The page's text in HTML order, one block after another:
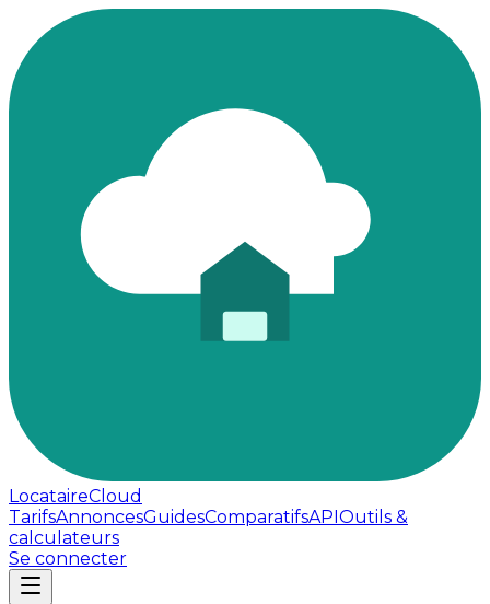
LocataireCloud
TarifsAnnoncesGuidesComparatifsAPIOutils &
calculateurs
Se connecter